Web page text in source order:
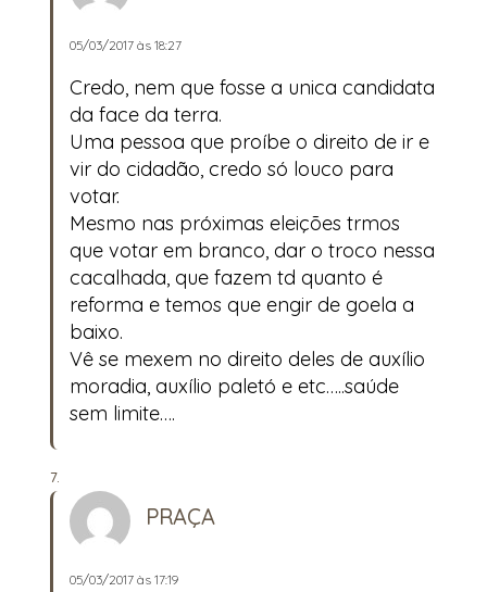
05/03/2017 às 18:27
Credo, nem que fosse a unica candidata
da face da terra.
Uma pessoa que proíbe o direito de ir e
vir do cidadão, credo só louco para
votar.
Mesmo nas próximas eleições trmos
que votar em branco, dar o troco nessa
cacalhada, que fazem td quanto é
reforma e temos que engir de goela a
baixo.
Vê se mexem no direito deles de auxílio
moradia, auxílio paletó e etc…..saúde
sem limite….
PRAÇA
05/03/2017 às 17:19